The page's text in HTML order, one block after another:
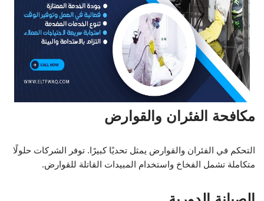
مكافحة الفئران والقوارض
التحكم في الفئران والقوارض يمثل تحديًا كبيرًا. توفر الشركات حلولًا
متكاملة تشمل الفخاخ واستخدام المبيدات القاتلة للقوارض.